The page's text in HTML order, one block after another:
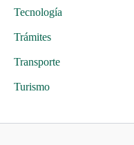
Tecnología
Trámites
Transporte
Turismo